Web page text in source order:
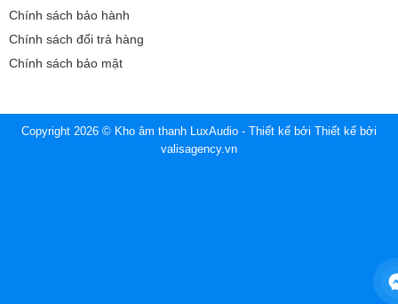
Chính sách bảo hành
Chính sách đổi trả hàng
Chính sách bảo mật
Copyright 2026 © Kho âm thanh LuxAudio - Thiết kế bởi Thiết kế bởi
valisagency.vn